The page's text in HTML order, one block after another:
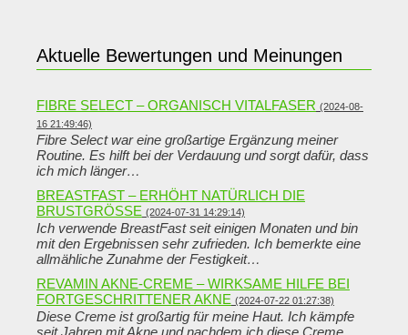
Aktuelle Bewertungen und Meinungen
FIBRE SELECT – ORGANISCH VITALFASER (2024-08-
16 21:49:46)
Fibre Select war eine großartige Ergänzung meiner
Routine. Es hilft bei der Verdauung und sorgt dafür, dass
ich mich länger…
BREASTFAST – ERHÖHT NATÜRLICH DIE
BRUSTGRÖSSE
(2024-07-31 14:29:14)
Ich verwende BreastFast seit einigen Monaten und bin
mit den Ergebnissen sehr zufrieden. Ich bemerkte eine
allmähliche Zunahme der Festigkeit…
REVAMIN AKNE-CREME – WIRKSAME HILFE BEI
FORTGESCHRITTENER AKNE (2024-07-22 01:27:38)
Diese Creme ist großartig für meine Haut. Ich kämpfe